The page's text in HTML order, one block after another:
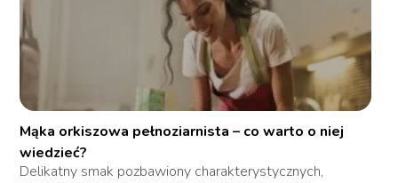
Mąka orkiszowa pełnoziarnista – co warto o niej
wiedzieć?
Delikatny smak pozbawiony charakterystycznych,